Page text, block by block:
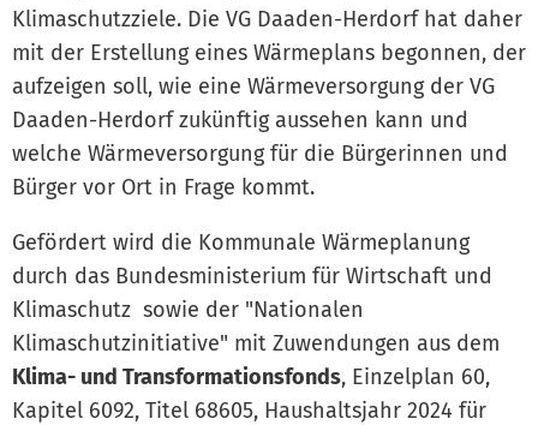
Klimaschutzziele. Die VG Daaden-Herdorf hat daher
mit der Erstellung eines Wärmeplans begonnen, der
aufzeigen soll, wie eine Wärmeversorgung der VG
Daaden-Herdorf zukünftig aussehen kann und
welche Wärmeversorgung für die Bürgerinnen und
Bürger vor Ort in Frage kommt.
Gefördert wird die Kommunale Wärmeplanung
durch das Bundesministerium für Wirtschaft und
Klimaschutz sowie der "Nationalen
Klimaschutzinitiative" mit Zuwendungen aus dem
Klima- und Transformationsfonds, Einzelplan 60,
Kapitel 6092, Titel 68605, Haushaltsjahr 2024 für